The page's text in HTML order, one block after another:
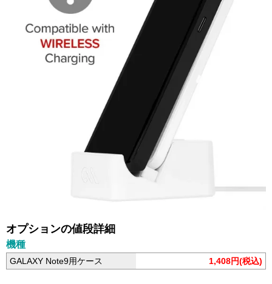
オプションの値段詳細
機種
GALAXY Note9用ケース 1,408円(税込)